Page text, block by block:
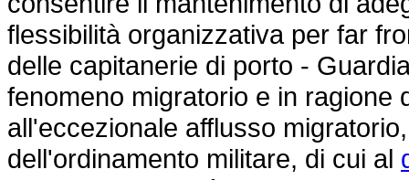
flessibilità organizzativa per far
delle capitanerie di porto -
fenomeno migratorio e in ragione
all'eccezionale afflusso
dell'ordinamento militare, di cui al